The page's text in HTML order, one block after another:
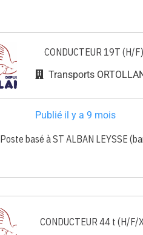
CONDUCTEUR 19T (H/F)
Transports
Publié il y a 9 mois
Poste basé à ST ALBAN LEYSSE
CONDUCTEUR 44 t (H/F/